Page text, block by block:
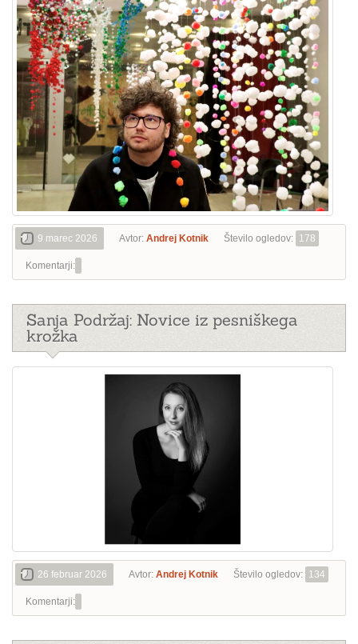
9 marec 2026 Avtor: Andrej Kotnik Število ogledov: 178
Komentarji:
Sanja Podržaj: Novice iz pesniškega
krožka
26 februar 2026 Avtor: Andrej Kotnik Število ogledov: 134
Komentarji: